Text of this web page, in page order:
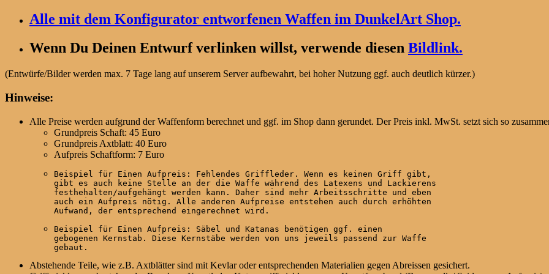
Alle mit dem Konfigurator entworfenen Waffen im DunkelArt Shop.
Wenn Du Deinen Entwurf verlinken willst, verwende diesen Bildlink.
(Entwürfe/Bilder werden max. 7 Tage lang auf unserem Server aufbewahrt, bei hoher Nutzung ggf. auch deutlich kürzer.)
Hinweise:
Alle Preise werden aufgrund der Waffenform berechnet und ggf. im Shop dann gerundet. Der Preis inkl. MwSt. setzt sich so
Grundpreis Schaft: 45 Euro
Grundpreis Axtblatt: 40 Euro
Aufpreis Schaftform: 7 Euro
Beispiel für Einen Aufpreis: Fehlendes Griffleder. Wenn es keinen Griff gibt,
gibt es auch keine Stelle an der die Waffe während des Latexens und Lackierens
festhehalten/aufgehängt werden kann. Daher sind mehr Arbeitsschritte und eben
auch ein Aufpreis nötig. Alle anderen Aufpreise entstehen auch durch erhöhten
Aufwand, der entsprechend eingerechnet wird.
Beispiel für Einen Aufpreis: Säbel und Katanas benötigen ggf. einen
gebogenen Kernstab. Diese Kernstäbe werden von uns jeweils passend zur Waffe
gebaut.
Abstehende Teile, wie z.B. Axtblätter sind mit Kevlar oder entsprechenden Materialien gegen Abreissen gesichert.